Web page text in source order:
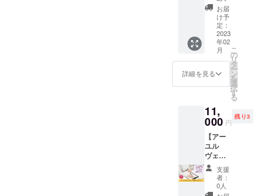
ツ、コ
コナッ
ツシュ
ガー、
ギー、
ブラッ
パー、
ヒハ
ガ粉末
・内容
量：30
ｇ ・保
存方
法：高
温多
湿、直
射日光
ような
お菓子
です。
※20℃
以下で
溶けて
しまう
ため冷
※時間指
定ご希
合は、
備考欄
にご記
入くだ
さい
（午前
される
アーユ
ヴェー
ダ施術
日に、
45分の
上半身
ケアを3
ていた
だけま
す。 3
日続け
て受け
たい！
なども
相談可
能。
対策
コース
回数権
（45分
回）】
マチコ
さんに
よる
アーユ
ヴェー
ダ施術
の「眼
精疲労
対策
コース
回数
権」で
す。 商
お届
け予
定：
2023
年02
月
詳細を見る
こ
の
リ
タ
ー
ン
を
選
択
す
る
11,
000 円
残り3
【アー
ユル
ヴェー
ディッ
クカウ
ンセリ
ング】
支援
者：
0人